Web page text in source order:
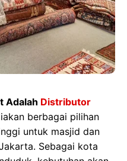
Adalah Distributor
berbagai pilihan
untuk masjid dan
Sebagai kota